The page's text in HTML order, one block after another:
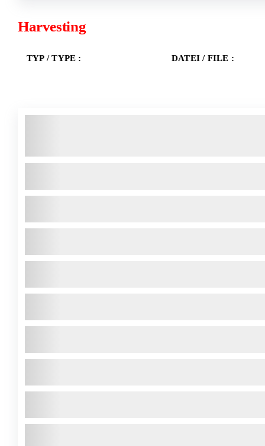
Harvesting
TYP / TYPE : DATEI / FILE :